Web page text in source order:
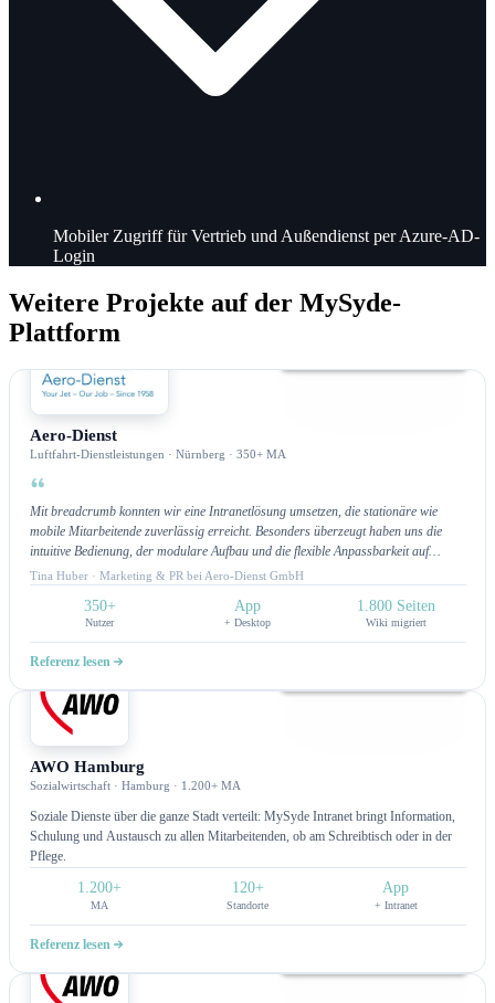
Mobiler Zugriff für Vertrieb und Außendienst per Azure-AD-
Login
Weitere Projekte auf der MySyde-
Plattform
Intranet
Aero-Dienst
Luftfahrt-Dienstleistungen · Nürnberg · 350+ MA
Mit breadcrumb konnten wir eine Intranetlösung umsetzen, die stationäre wie
mobile Mitarbeitende zuverlässig erreicht. Besonders überzeugt haben uns die
intuitive Bedienung, der modulare Aufbau und die flexible Anpassbarkeit auf
unsere Wünsche. Ein Highlight ist die App-Funktion mit Push-Benachrichtigungen,
über die wir unsere Teams direkt informieren können. Am meisten begeistert uns
jedoch der hervorragende Customer Service: schnelle Bearbeitung,
lösungsorientierte Unterstützung und ein Team, das jederzeit erreichbar ist. Wir
Tina Huber · Marketing & PR bei Aero-Dienst GmbH
350+
Nutzer
App
+ Desktop
1.800 Seiten
Wiki migriert
Referenz lesen
Intranet
AWO Hamburg
Sozialwirtschaft · Hamburg · 1.200+ MA
Soziale Dienste über die ganze Stadt verteilt: MySyde Intranet bringt Information,
Schulung und Austausch zu allen Mitarbeitenden, ob am Schreibtisch oder in der
Pflege.
1.200+
MA
120+
Standorte
App
+ Intranet
Referenz lesen
Intranet